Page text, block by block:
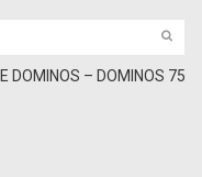
DOMINOS – DOMINOS 75